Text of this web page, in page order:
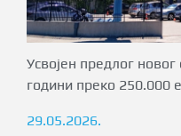
Усвојен предлог
години преко 250.000
29.05.2026.